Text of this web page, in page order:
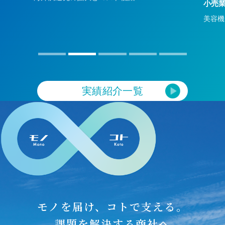
小売業（EC）
実績紹介一覧
モノを届け、コトで支える。